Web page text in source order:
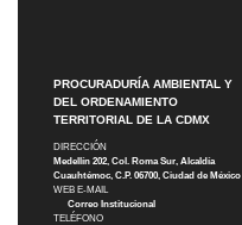
PROCURADURÍA AMBIENTAL Y
DEL ORDENAMIENTO
TERRITORIAL DE LA CDMX
DIRECCIÓN
Medellín 202, Col. Roma Sur, Alcaldía
Cuauhtémoc, C.P. 06700, Ciudad de México
WEB E-MAIL
Correo Institucional
TELÉFONO